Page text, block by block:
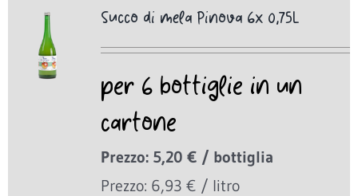
Succo di mela Pinova 6x 0,75L
per 6 bottiglie in un
cartone
Prezzo: 5,20 € / bottiglia
Prezzo: 6,93 € / litro